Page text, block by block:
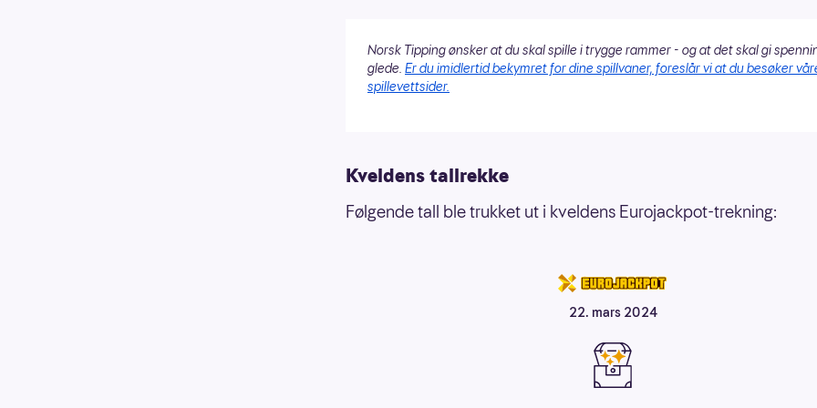
Norsk Tipping ønsker at du skal spille i trygge rammer - og at det skal gi
glede. Er du imidlertid bekymret for dine spillvaner, foreslår vi at du besøker
spillevettsider.
Kveldens tallrekke
Følgende tall ble trukket ut i kveldens Eurojackpot-trekning:
22. mars 2024